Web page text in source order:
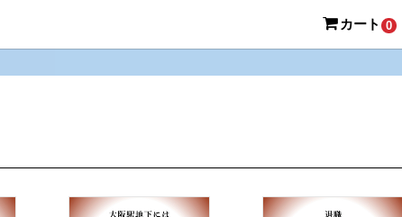
カート 0